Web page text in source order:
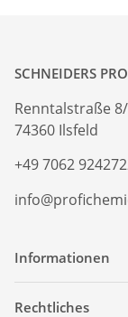
SCHNEIDERS
Renntalstraße
74360 Ilsfeld
+49 7062
Informationen
Rechtliches